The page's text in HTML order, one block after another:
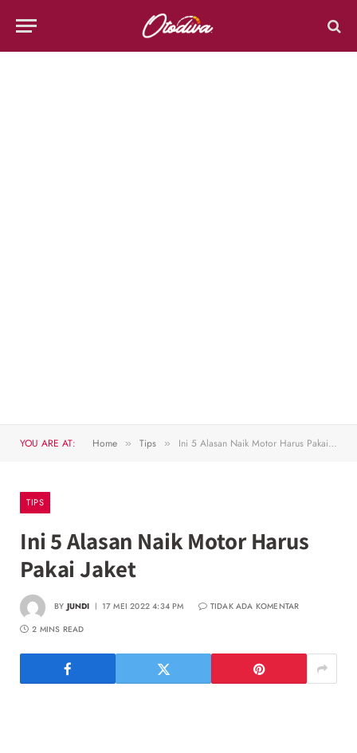
YOU ARE AT: Home » Tips » Ini 5 Alasan Naik Motor Harus Pakai Jaket
TIPS
Ini 5 Alasan Naik Motor Harus
Pakai Jaket
BY JUNDI 17 MEI 2022 4:34 PM
TIDAK ADA KOMENTAR
2 MINS READ